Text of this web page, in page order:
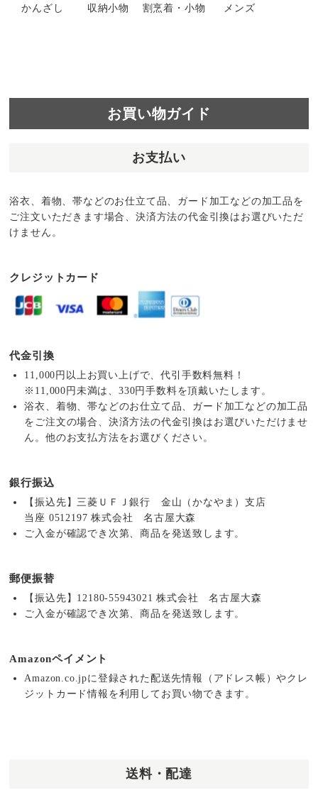
かんざし 収納小物 割烹着・小物 メンズ
お買い物ガイド
お支払い
浴衣、着物、帯などのお仕立て品、ガード加工などの加工品を
ご注文いただきます場合、決済方法の代金引換はお選びいただ
けません。
クレジットカード
代金引換
11,000円以上お買い上げで、代引手数料無料！
※11,000円未満は、330円手数料を頂戴いたします。
浴衣、着物、帯などのお仕立て品、ガード加工などの加工品
をご注文の場合、決済方法の代金引換はお選びいただけませ
ん。他のお支払方法をお選びください。
銀行振込
【振込先】三菱ＵＦＪ銀行 金山（かなやま）支店
当座 0512197 株式会社 名古屋大森
ご入金が確認でき次第、商品を発送致します。
郵便振替
【振込先】12180-55943021 株式会社 名古屋大森
ご入金が確認でき次第、商品を発送致します。
Amazonペイメント
Amazon.co.jpに登録された配送先情報（アドレス帳）やクレ
ジットカード情報を利用してお買い物できます。
送料・配達